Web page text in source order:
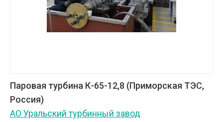
Паровая турбина К-65-12,8 (Приморская ТЭС,
Россия)
АО Уральский турбинный завод